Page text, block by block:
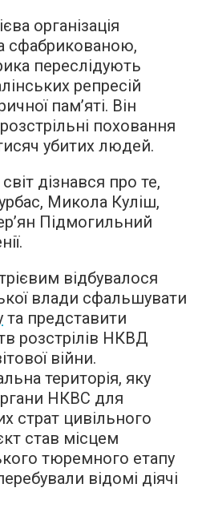
організація
сфабрикованою,
переслідують
репресій
пам’яті. Він
поховання
убитих людей.
дізнався про те,
Микола Куліш,
Підмогильний
відбувалося
влади сфальшувати
та представити
розстрілів НКВД
війни.
територія, яку
НКВС для
страт цивільного
став місцем
тюремного етапу
відомі діячі